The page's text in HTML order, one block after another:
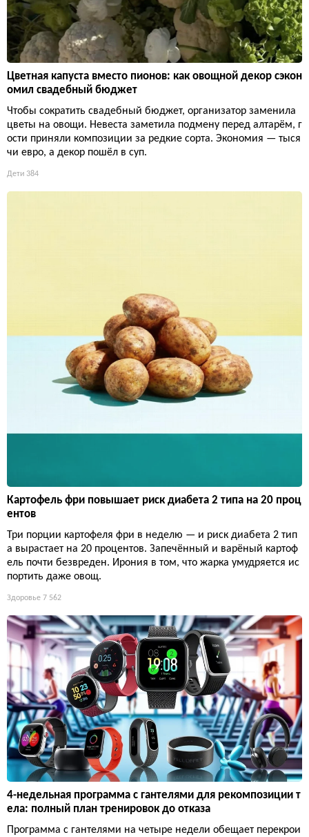
Цветная капуста вместо пионов: как овощной декор сэкон
омил свадебный бюджет
Чтобы сократить свадебный бюджет, организатор заменила
цветы на овощи. Невеста заметила подмену перед алтарём, г
ости приняли композиции за редкие сорта. Экономия — тыся
чи евро, а декор пошёл в суп.
Дети 384
Картофель фри повышает риск диабета 2 типа на 20 проц
ентов
Три порции картофеля фри в неделю — и риск диабета 2 тип
а вырастает на 20 процентов. Запечённый и варёный картоф
ель почти безвреден. Ирония в том, что жарка умудряется ис
портить даже овощ.
Здоровье 7 562
4-недельная программа с гантелями для рекомпозиции т
ела: полный план тренировок до отказа
Программа с гантелями на четыре недели обещает перекрои